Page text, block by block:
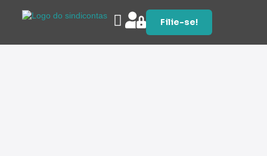
Filie-se!